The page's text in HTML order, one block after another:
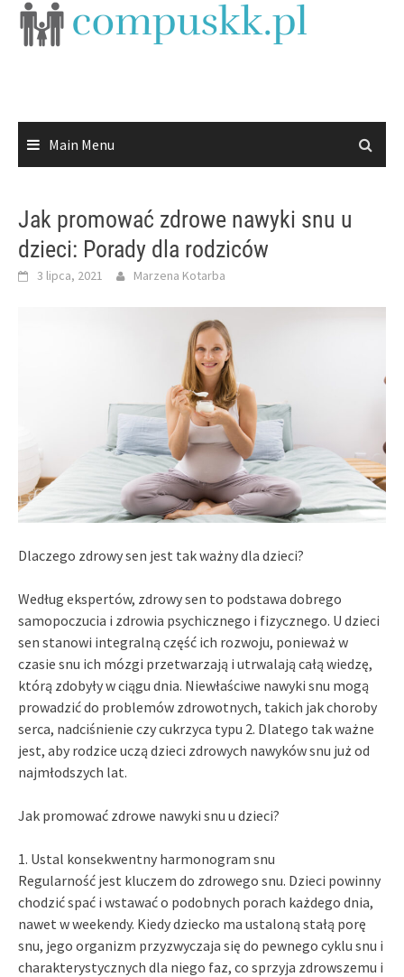
Skip
Main Menu
Jak promować zdrowe nawyki snu u
dzieci: Porady dla rodziców
3 lipca, 2021 Marzena Kotarba
Dlaczego zdrowy sen jest tak ważny dla dzieci?
Według ekspertów, zdrowy sen to podstawa dobrego
samopoczucia i zdrowia psychicznego i fizycznego. U dzieci
sen stanowi integralną część ich rozwoju, ponieważ w
czasie snu ich mózgi przetwarzają i utrwalają całą wiedzę,
którą zdobyły w ciągu dnia. Niewłaściwe nawyki snu mogą
prowadzić do problemów zdrowotnych, takich jak choroby
serca, nadciśnienie czy cukrzyca typu 2. Dlatego tak ważne
jest, aby rodzice uczą dzieci zdrowych nawyków snu już od
najmłodszych lat.
Jak promować zdrowe nawyki snu u dzieci?
1. Ustal konsekwentny harmonogram snu
Regularność jest kluczem do zdrowego snu. Dzieci powinny
chodzić spać i wstawać o podobnych porach każdego dnia,
nawet w weekendy. Kiedy dziecko ma ustaloną stałą porę
snu, jego organizm przyzwyczaja się do pewnego cyklu snu i
charakterystycznych dla niego faz, co sprzyja zdrowszemu i